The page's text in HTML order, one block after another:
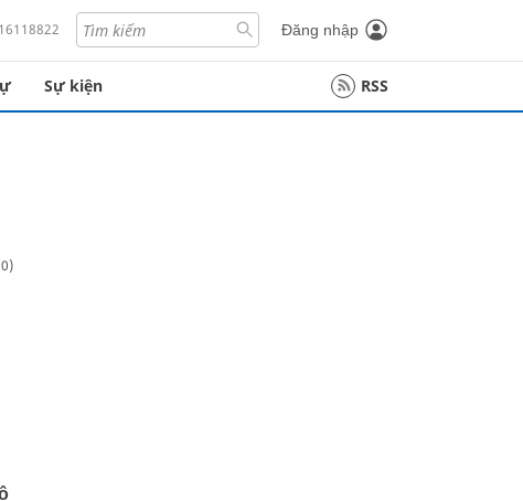
Đăng nhập
Sự kiện RSS